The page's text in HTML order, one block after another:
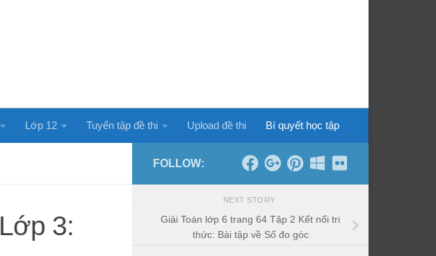
Lớp 12 Tuyển tập đề thi Upload đề thi Bí quyết học tập
3:
FOLLOW:
NEXT STORY
Giải Toán lớp 6 trang 64 Tập 2 Kết nối tri
thức: Bài tập về Số đo góc